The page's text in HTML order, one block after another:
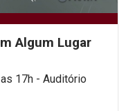
Algum Lugar
17h - Auditório